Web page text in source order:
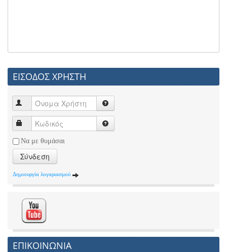
ΕΙΣΟΔΟΣ ΧΡΗΣΤΗ
Να με θυμάσαι
Σύνδεση
Δημιουργία λογαριασμού
ΕΠΙΚΟΙΝΩΝΙΑ